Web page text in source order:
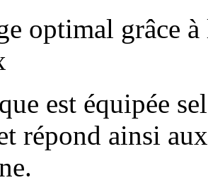
optimal grâce
est équipée
répond ainsi